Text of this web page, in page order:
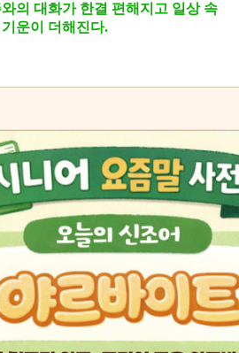
의 대화가 한결 편해지고 일상 속
운이 더해진다.